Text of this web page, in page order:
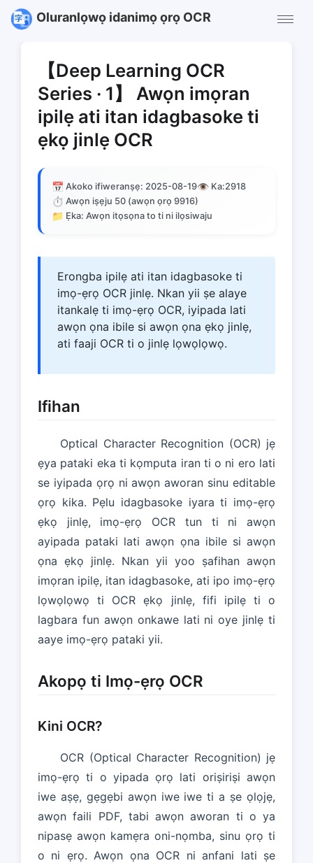
Oluranlọwọ idanimọ ọrọ OCR
【Deep Learning OCR
Series · 1】 Awọn imọran
ipilẹ ati itan idagbasoke ti
ẹkọ jinlẹ OCR
📅 Akoko ifiweranṣẹ: 2025-08-19👁️ Ka:2918
⏱️ Awọn iṣẹju 50 (awọn ọrọ 9916)
📁 Ẹka: Awọn itọsọna to ti ni ilọsiwaju
Erongba ipilẹ ati itan idagbasoke ti
imọ-ẹrọ OCR jinlẹ. Nkan yii ṣe alaye
itankalẹ ti imọ-ẹrọ OCR, iyipada lati
awọn ọna ibile si awọn ọna ẹkọ jinlẹ,
ati faaji OCR ti o jinlẹ lọwọlọwọ.
Ifihan
Optical Character Recognition (OCR) jẹ
ẹya pataki eka ti kọmputa iran ti o ni ero lati
se iyipada ọrọ ni awọn aworan sinu editable
ọrọ kika. Pẹlu idagbasoke iyara ti imọ-ẹrọ
ẹkọ jinlẹ, imọ-ẹrọ OCR tun ti ni awọn
ayipada pataki lati awọn ọna ibile si awọn
ọna ẹkọ jinlẹ. Nkan yii yoo ṣafihan awọn
imọran ipilẹ, itan idagbasoke, ati ipo imọ-ẹrọ
lọwọlọwọ ti OCR ẹkọ jinlẹ, fifi ipilẹ ti o
lagbara fun awọn onkawe lati ni oye jinlẹ ti
aaye imọ-ẹrọ pataki yii.
Akopọ ti Imọ-ẹrọ OCR
Kini OCR?
OCR (Optical Character Recognition) jẹ
imọ-ẹrọ ti o yipada ọrọ lati oriṣiriṣi awọn
iwe aṣẹ, gẹgẹbi awọn iwe iwe ti a ṣe ọlọjẹ,
awọn faili PDF, tabi awọn aworan ti o ya
nipasẹ awọn kamẹra oni-nọmba, sinu ọrọ ti
o ni ẹrọ. Awọn ọna OCR ni anfani lati ṣe